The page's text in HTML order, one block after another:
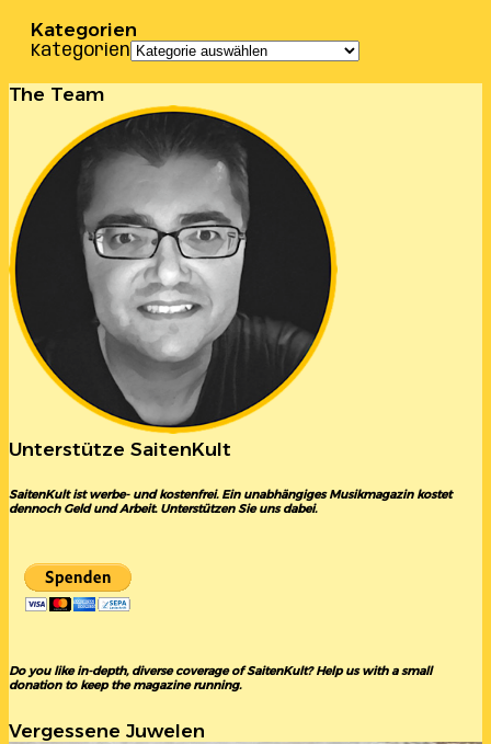
Kategorien
Kategorien
The Team
Unterstütze SaitenKult
SaitenKult ist werbe- und kostenfrei. Ein unabhängiges Musikmagazin kostet
dennoch Geld und Arbeit. Unterstützen Sie uns dabei.
Do you like in-depth, diverse coverage of SaitenKult? Help us with a small
donation to keep the magazine running.
Vergessene Juwelen